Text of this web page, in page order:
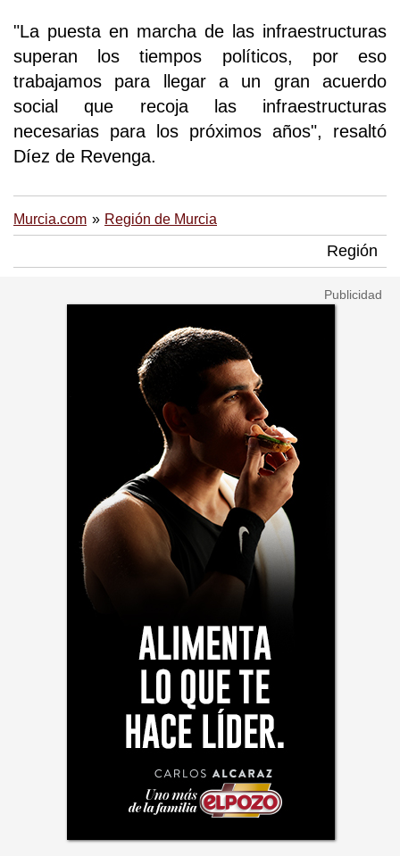
"La puesta en marcha de las infraestructuras
superan los tiempos políticos, por eso
trabajamos para llegar a un gran acuerdo
social que recoja las infraestructuras
necesarias para los próximos años", resaltó
Díez de Revenga.
Murcia.com Región de Murcia
Región